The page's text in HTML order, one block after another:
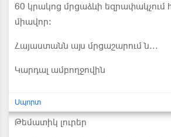
60 կրակոց մրցաձևի եզրափակչում
միավոր։
Հայաստանն այս մրցաշարում ն...
Կարդալ ամբողջովին
Սպորտ
Թեմատիկ լուրեր